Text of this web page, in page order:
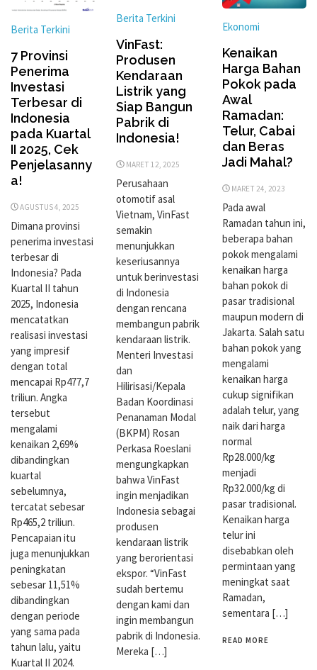
Berita Terkini
7 Provinsi
Penerima
Investasi
Terbesar di
Indonesia
pada Kuartal
II 2025, Cek
Penjelasanny
a!
AGUSTUS 4, 2025
Dimana provinsi
penerima investasi
terbesar di
Indonesia? Pada
Kuartal II tahun
2025, Indonesia
mencatatkan
realisasi investasi
yang impresif
dengan total
mencapai Rp477,7
triliun. Angka
tersebut
mengalami
kenaikan 2,69%
dibandingkan
kuartal
sebelumnya,
tercatat sebesar
Rp465,2 triliun.
Pencapaian itu
juga menunjukkan
peningkatan
sebesar 11,51%
dibandingkan
dengan periode
yang sama pada
tahun lalu, yaitu
Kuartal II 2024.
Berita Terkini
VinFast:
Produsen
Kendaraan
Listrik yang
Siap Bangun
Pabrik di
Indonesia!
MARET 12, 2025
Perusahaan
otomotif asal
Vietnam, VinFast
semakin
menunjukkan
keseriusannya
untuk berinvestasi
di Indonesia
dengan rencana
membangun pabrik
kendaraan listrik.
Menteri Investasi
dan
Hilirisasi/Kepala
Badan Koordinasi
Penanaman Modal
(BKPM) Ro­san
Perkasa Roeslani
mengungkapkan
bahwa VinFast
ingin menjadikan
Indonesia sebagai
produsen
kendaraan listrik
yang berorientasi
ekspor. “VinFast
sudah bertemu
dengan kami dan
ingin membangun
pabrik di Indonesia.
Mereka […]
Ekonomi
Kenaikan
Harga Bahan
Pokok pada
Awal
Ramadan:
Telur, Cabai
dan Beras
Jadi Mahal?
MARET 24, 2023
Pada awal
Ramadan tahun ini,
beberapa bahan
pokok mengalami
kenaikan harga
bahan pokok di
pasar tradisional
maupun modern di
Jakarta. Salah satu
bahan pokok yang
mengalami
kenaikan harga
cukup signifikan
adalah telur, yang
naik dari harga
normal
Rp28.000/kg
menjadi
Rp32.000/kg di
pasar tradisional.
Kenaikan harga
telur ini
disebabkan oleh
permintaan yang
meningkat saat
Ramadan,
sementara […]
READ MORE